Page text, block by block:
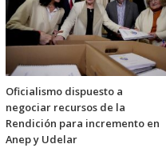
Oficialismo dispuesto a
negociar recursos de la
Rendición para incremento en
Anep y Udelar